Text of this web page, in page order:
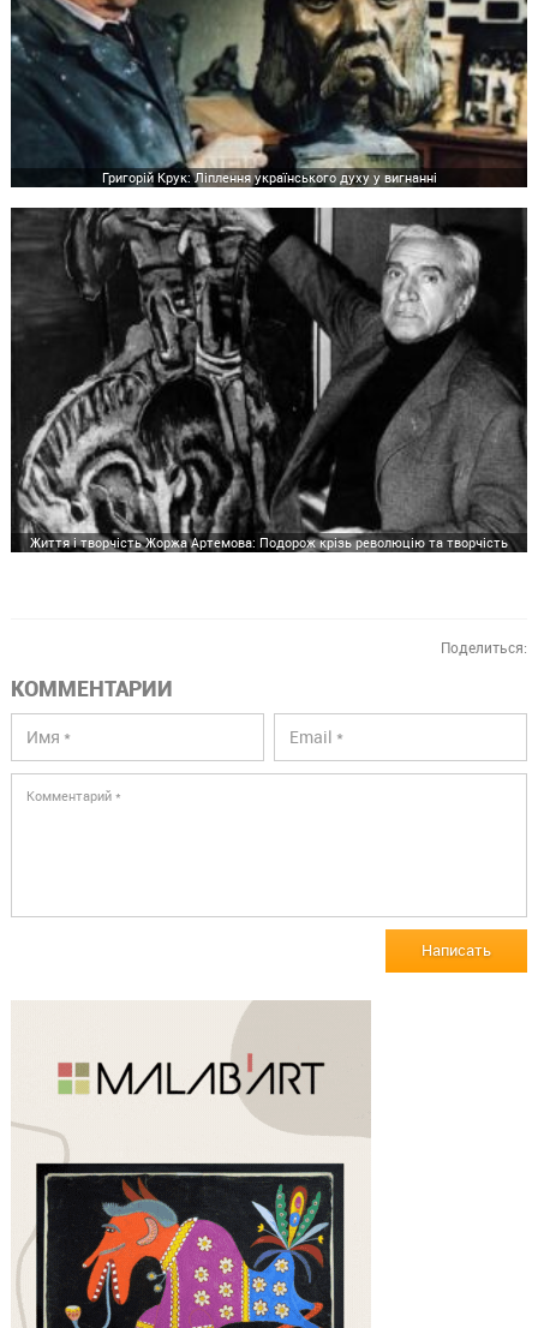
Григорій Крук: Ліплення українського духу у вигнанні
Життя і творчість Жоржа Артемова: Подорож крізь революцію та творчість
Поделиться:
КОММЕНТАРИИ
Написать